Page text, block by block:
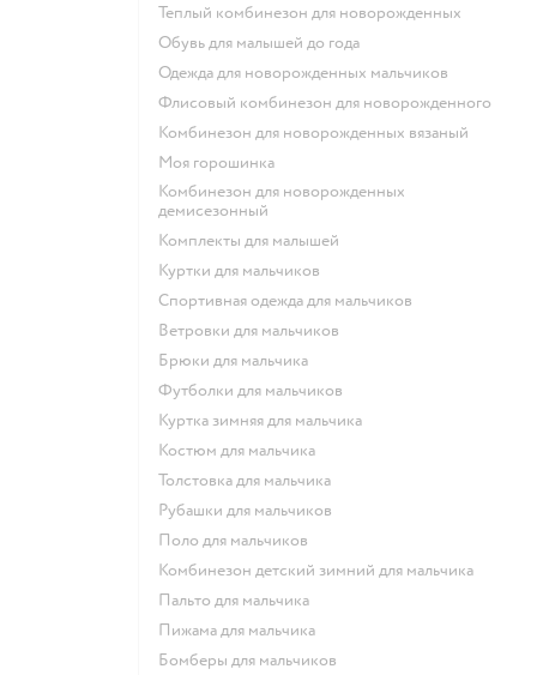
Теплый комбинезон для новорожденных
Обувь для малышей до года
Одежда для новорожденных мальчиков
Флисовый комбинезон для новорожденного
Комбинезон для новорожденных вязаный
Моя горошинка
Комбинезон для новорожденных
демисезонный
Комплекты для малышей
Куртки для мальчиков
Спортивная одежда для мальчиков
Ветровки для мальчиков
Брюки для мальчика
Футболки для мальчиков
Куртка зимняя для мальчика
Костюм для мальчика
Толстовка для мальчика
Рубашки для мальчиков
Поло для мальчиков
Комбинезон детский зимний для мальчика
Пальто для мальчика
Пижама для мальчика
Бомберы для мальчиков